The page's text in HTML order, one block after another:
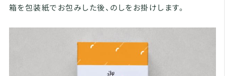
箱を包装紙でお包みした後、のしをお掛けします。